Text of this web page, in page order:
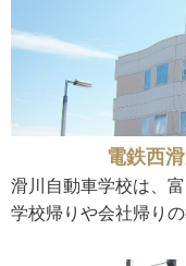
電鉄西
滑川自動車学校は、
学校帰りや会社帰り